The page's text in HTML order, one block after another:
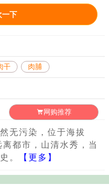
一下
干 肉脯
网购推荐
无污染，位于海拔
都市，山清水秀，当
。
【更多】